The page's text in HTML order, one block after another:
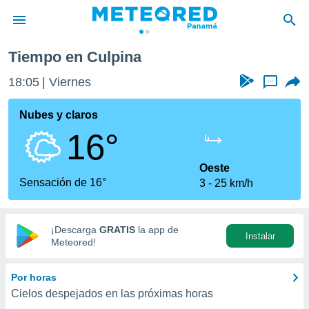
de
ha
calidad.
a este
las
y
digital
basada
Tiempo en Culpina
18:05 Viernes ...
Nubes y claros
16°
Sensación de 16°
Oeste
3
25 km/h
¡Descarga GRATIS la app de
Meteored!
Instalar
Por horas
Cielos despejados en las próximas horas